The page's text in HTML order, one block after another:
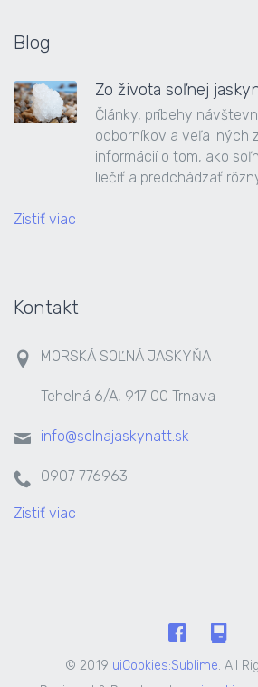
Blog
Zo života soľnej
Články, príbehy
odborníkov a veľa iných
informácií o tom, ako
liečiť a predchádzať
Zistiť viac
Kontakt
MORSKÁ SOĽNÁ JASKYŇA
Tehelná 6/A, 917 00 Trnava
info@solnajaskynatt.sk
0907 776963
Zistiť viac
© 2019 uiCookies:Sublime. All